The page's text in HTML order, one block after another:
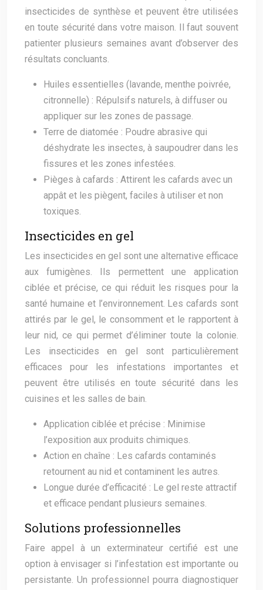
insecticides de synthèse et peuvent être utilisées
en toute sécurité dans votre maison. Il faut souvent
patienter plusieurs semaines avant d’observer des
résultats concluants.
Huiles essentielles (lavande, menthe poivrée,
citronnelle) : Répulsifs naturels, à diffuser ou
appliquer sur les zones de passage.
Terre de diatomée : Poudre abrasive qui
déshydrate les insectes, à saupoudrer dans les
fissures et les zones infestées.
Pièges à cafards : Attirent les cafards avec un
appât et les piègent, faciles à utiliser et non
toxiques.
Insecticides en gel
Les insecticides en gel sont une alternative efficace
aux fumigènes. Ils permettent une application
ciblée et précise, ce qui réduit les risques pour la
santé humaine et l’environnement. Les cafards sont
attirés par le gel, le consomment et le rapportent à
leur nid, ce qui permet d’éliminer toute la colonie.
Les insecticides en gel sont particulièrement
efficaces pour les infestations importantes et
peuvent être utilisés en toute sécurité dans les
cuisines et les salles de bain.
Application ciblée et précise : Minimise
l’exposition aux produits chimiques.
Action en chaîne : Les cafards contaminés
retournent au nid et contaminent les autres.
Longue durée d’efficacité : Le gel reste attractif
et efficace pendant plusieurs semaines.
Solutions professionnelles
Faire appel à un exterminateur certifié est une
option à envisager si l’infestation est importante ou
persistante. Un professionnel pourra diagnostiquer